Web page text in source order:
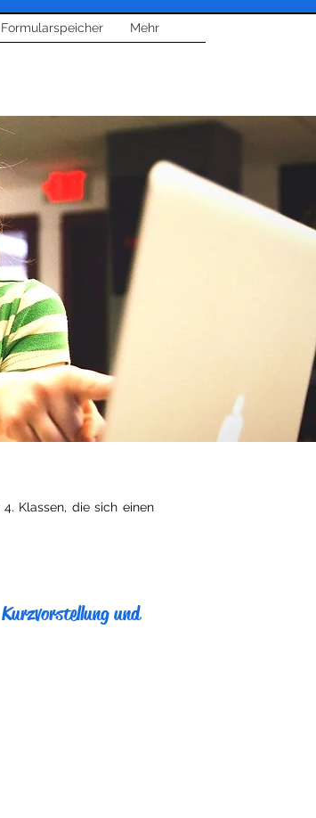
Formularspeicher Mehr
Klassen, die sich einen
und